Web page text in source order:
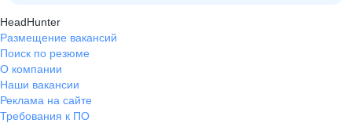
HeadHunter
Размещение вакансий
Поиск по резюме
О компании
Наши вакансии
Реклама на сайте
Требования к ПО